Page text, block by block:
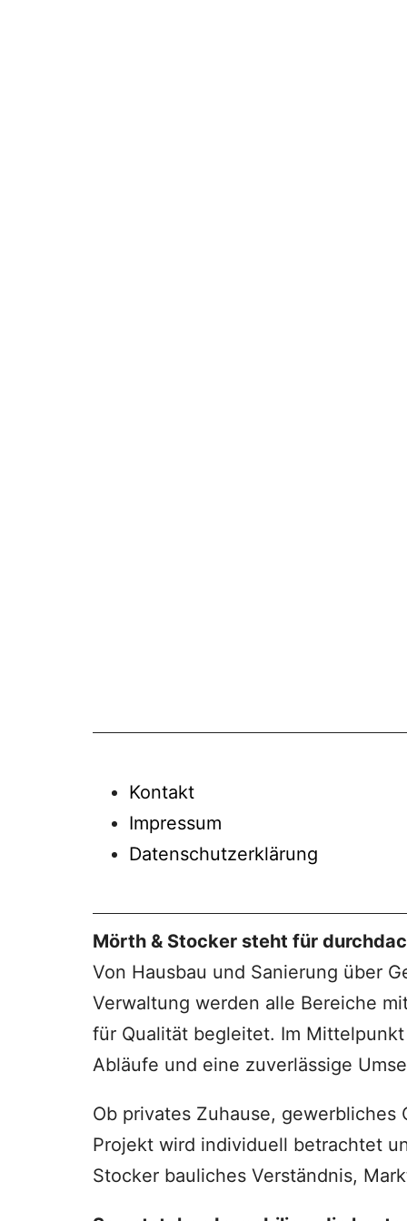
Kontakt
Impressum
Datenschutzerklärung
Mörth & Stocker steht für
Von Hausbau und Sanierung über
Verwaltung werden alle Bereiche
für Qualität begleitet. Im
Abläufe und eine zuverlässige
Ob privates Zuhause,
Projekt wird individuell betrachtet
Stocker bauliches Verständnis,